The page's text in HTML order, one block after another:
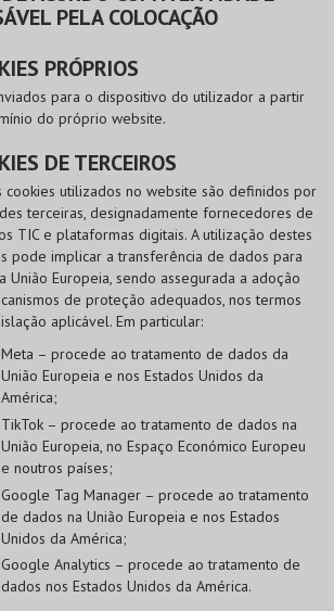
PELA COLOCAÇÃO
PRÓPRIOS
para o dispositivo do utilizador a partir
do próprio website.
DE TERCEIROS
cookies utilizados no website são definidos por
terceiras, designadamente fornecedores de
TIC e plataformas digitais. A utilização destes
pode implicar a transferência de dados para
União Europeia, sendo assegurada a adoção
de proteção adequados, nos termos
aplicável. Em particular:
Meta – procede ao tratamento de dados da
União Europeia e nos Estados Unidos da
América;
TikTok – procede ao tratamento de dados na
União Europeia, no Espaço Económico Europeu
e noutros países;
Google Tag Manager – procede ao tratamento
de dados na União Europeia e nos Estados
Unidos da América;
Google Analytics – procede ao tratamento de
dados nos Estados Unidos da América.